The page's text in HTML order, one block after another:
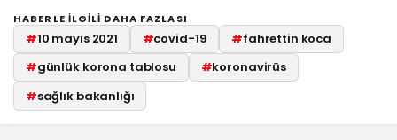
HABERLE ILGILI DAHA FAZLASI
#10 mayıs 2021 #covid-19 #fahrettin koca
#günlük korona tablosu #koronavirüs
#sağlık bakanlığı